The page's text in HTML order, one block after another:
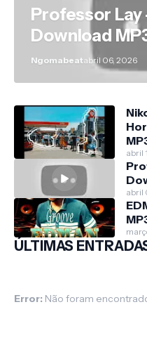
Professor Lay
Download
Ngomabeatabril 06, 2026
abril
abril
ÚLTIMAS
Error: Não foram